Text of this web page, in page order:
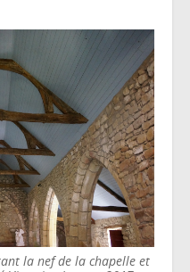
la nef de la chapelle et